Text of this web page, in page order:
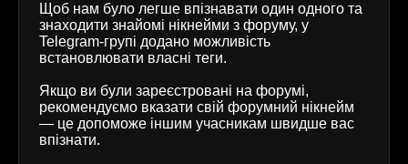
Щоб нам було легше впізнавати один одного та
знаходити знайомі нікнейми з форуму, у
Telegram-групі додано можливість
встановлювати власні теги.
Якщо ви були зареєстровані на форумі,
рекомендуємо вказати свій форумний нікнейм
— це допоможе іншим учасникам швидше вас
впізнати.